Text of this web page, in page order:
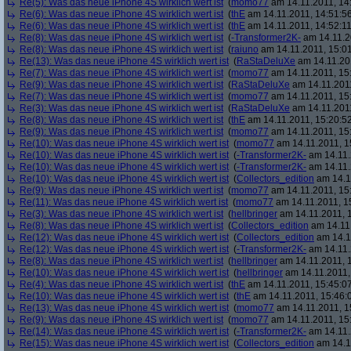
Re(5): Was das neue iPhone 4S wirklich wert ist (momo77 am 14.11.2011,
Re(6): Was das neue iPhone 4S wirklich wert ist (thE am 14.11.2011,
Re(6): Was das neue iPhone 4S wirklich wert ist (thE am 14.11.2011,
Re(8): Was das neue iPhone 4S wirklich wert ist (-Transformer2K- am
Re(8): Was das neue iPhone 4S wirklich wert ist (raiuno am 14.11.2011,
Re(13): Was das neue iPhone 4S wirklich wert ist (RaStaDeluXe am
Re(7): Was das neue iPhone 4S wirklich wert ist (momo77 am 14.11.2011,
Re(9): Was das neue iPhone 4S wirklich wert ist (RaStaDeluXe am
Re(7): Was das neue iPhone 4S wirklich wert ist (momo77 am 14.11.2011,
Re(3): Was das neue iPhone 4S wirklich wert ist (RaStaDeluXe am
Re(8): Was das neue iPhone 4S wirklich wert ist (thE am 14.11.2011,
Re(9): Was das neue iPhone 4S wirklich wert ist (momo77 am 14.11.2011,
Re(10): Was das neue iPhone 4S wirklich wert ist (momo77 am 14.11.2011,
Re(10): Was das neue iPhone 4S wirklich wert ist (-Transformer2K- am
Re(10): Was das neue iPhone 4S wirklich wert ist (-Transformer2K- am
Re(10): Was das neue iPhone 4S wirklich wert ist (Collectors_edition am
Re(9): Was das neue iPhone 4S wirklich wert ist (momo77 am 14.11.2011,
Re(11): Was das neue iPhone 4S wirklich wert ist (momo77 am 14.11.2011,
Re(3): Was das neue iPhone 4S wirklich wert ist (hellbringer am 14.11.2011,
Re(8): Was das neue iPhone 4S wirklich wert ist (Collectors_edition am
Re(12): Was das neue iPhone 4S wirklich wert ist (Collectors_edition am
Re(12): Was das neue iPhone 4S wirklich wert ist (-Transformer2K- am
Re(8): Was das neue iPhone 4S wirklich wert ist (hellbringer am 14.11.2011,
Re(10): Was das neue iPhone 4S wirklich wert ist (hellbringer am
Re(4): Was das neue iPhone 4S wirklich wert ist (thE am 14.11.2011,
Re(10): Was das neue iPhone 4S wirklich wert ist (thE am 14.11.2011,
Re(13): Was das neue iPhone 4S wirklich wert ist (momo77 am 14.11.2011,
Re(9): Was das neue iPhone 4S wirklich wert ist (momo77 am 14.11.2011,
Re(14): Was das neue iPhone 4S wirklich wert ist (-Transformer2K- am
Re(15): Was das neue iPhone 4S wirklich wert ist (Collectors_edition am